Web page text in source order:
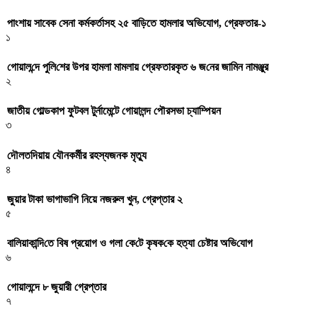
পাংশায় সাবেক সেনা কর্মকর্তাসহ ২৫ বাড়িতে হামলার অভিযোগ, গ্রেফতার-১
১
গোয়াল‌ন্দে পু‌লি‌শের উপর হামলা মামলায় গ্রেফতারকৃত ৬ জ‌নের জা‌মিন নামঞ্জুর
২
জাতীয় গোল্ডকাপ ফুটবল টুর্নামেন্টে গোয়ালন্দ পৌরসভা চ্যাম্পিয়ন
৩
দৌলতদিয়ায় যৌনকর্মীর রহস্যজনক মৃত্যু
৪
জুয়ার টাকা ভাগাভাগি নিয়ে নজরুল খুন, গ্রেপ্তার ২
৫
বা‌লিয়াকা‌ন্দি‌তে বিষ প্রয়োগ ও গলা কে‌টে কৃষক‌কে হত্যা চেষ্টার অ‌ভি‌যোগ
৬
গোয়ালন্দে ৮ জুয়ারী গ্রেপ্তার
৭